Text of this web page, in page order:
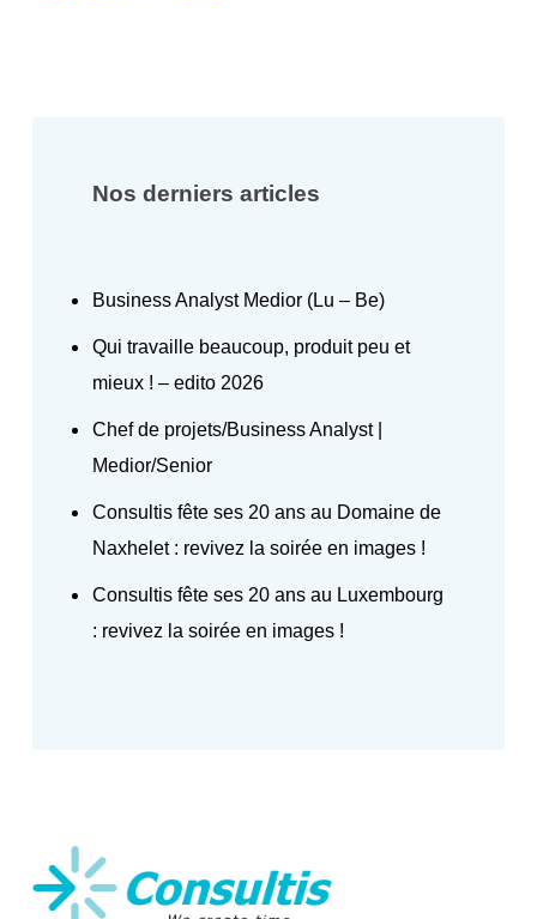
Nos derniers articles
Business Analyst Medior (Lu – Be)
Qui travaille beaucoup, produit peu et
mieux ! – edito 2026
Chef de projets/Business Analyst |
Medior/Senior
Consultis fête ses 20 ans au Domaine de
Naxhelet : revivez la soirée en images !
Consultis fête ses 20 ans au Luxembourg
: revivez la soirée en images !